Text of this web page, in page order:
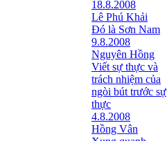
18.8.2008
Lê Phú Khải
Đó là Sơn Nam
9.8.2008
Nguyên Hồng
Viết sự thực và
trách nhiệm của
ngòi bút trước sự
thực
4.8.2008
Hồng Vân